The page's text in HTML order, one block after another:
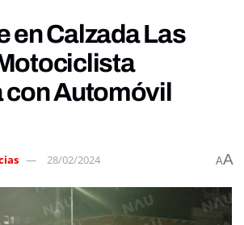
en Calzada Las
Automóvil
28/02/2024 AA